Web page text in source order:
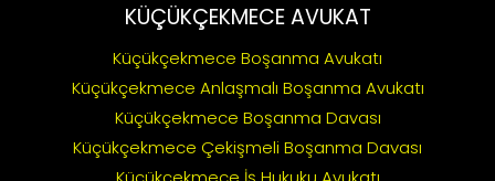
KÜÇÜKÇEKMECE AVUKAT
Küçükçekmece Boşanma Avukatı
Küçükçekmece Anlaşmalı Boşanma Avukatı
Küçükçekmece Boşanma Davası
Küçükçekmece Çekişmeli Boşanma Davası